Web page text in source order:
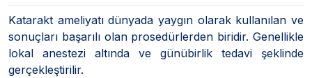
Katarakt ameliyatı dünyada yaygın olarak kullanılan ve
sonuçları başarılı olan prosedürlerden biridir. Genellikle
lokal anestezi altında ve günübirlik tedavi şeklinde
gerçekleştirilir.